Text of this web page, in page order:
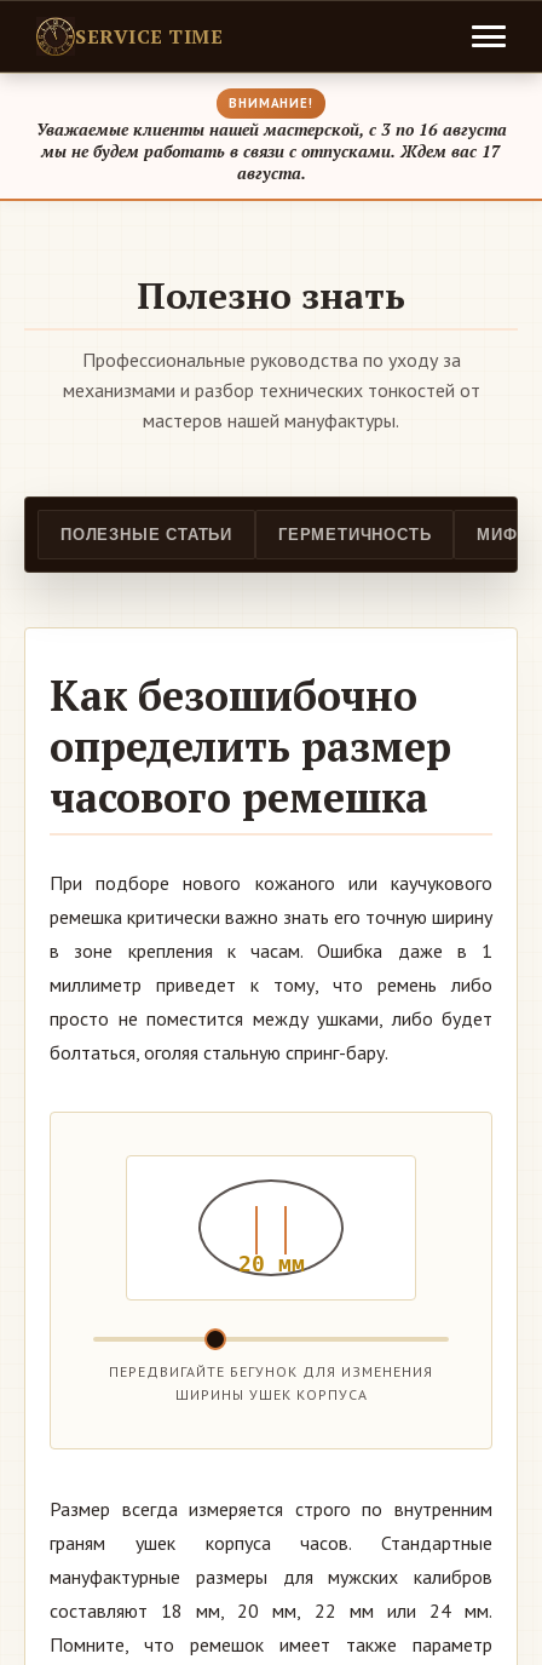
SERVICE TIME
ВНИМАНИЕ!
Уважаемые клиенты нашей мастерской, с 3 по 16 августа
мы не будем работать в связи с отпусками. Ждем вас 17
августа.
Полезно знать
Профессиональные руководства по уходу за
механизмами и разбор технических тонкостей от
мастеров нашей мануфактуры.
ПОЛЕЗНЫЕ СТАТЬИ ГЕРМЕТИЧНОСТЬ МИФЫ
Как безошибочно
определить размер
часового ремешка
При подборе нового кожаного или каучукового
ремешка критически важно знать его точную ширину
в зоне крепления к часам. Ошибка даже в 1
миллиметр приведет к тому, что ремень либо
просто не поместится между ушками, либо будет
болтаться, оголяя стальную спринг-бару.
20 мм
ПЕРЕДВИГАЙТЕ БЕГУНОК ДЛЯ ИЗМЕНЕНИЯ
ШИРИНЫ УШЕК КОРПУСА
Размер всегда измеряется строго по внутренним
граням ушек корпуса часов. Стандартные
мануфактурные размеры для мужских калибров
составляют 18 мм, 20 мм, 22 мм или 24 мм.
Помните, что ремешок имеет также параметр